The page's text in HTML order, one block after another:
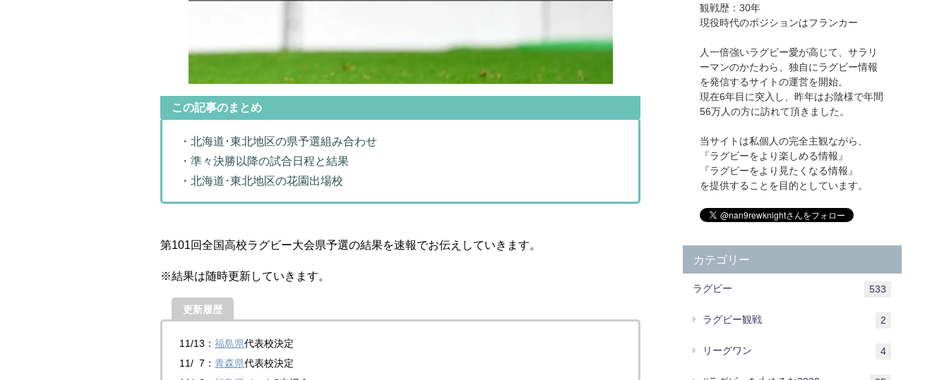
この記事のまとめ
・北海道･東北地区の県予選組み合わせ
・準々決勝以降の試合日程と結果
・北海道･東北地区の花園出場校
第101回全国高校ラグビー大会県予選の結果を速報でお伝えしていきます。
※結果は随時更新していきます。
更新履歴
11/13：福島県代表校決定
11/ 7：青森県代表校決定
観戦歴：30年
現役時代のポジションはフランカー
人一倍強いラグビー愛が高じて、サラリ
ーマンのかたわら、独自にラグビー情報
を発信するサイトの運営を開始。
現在6年目に突入し、昨年はお陰様で年間
56万人の方に訪れて頂きました。
当サイトは私個人の完全主観ながら、
『ラグビーをより楽しめる情報』
『ラグビーをより見たくなる情報』
を提供することを目的としています。
カテゴリー
ラグビー 533
ラグビー観戦 2
リーグワン 4